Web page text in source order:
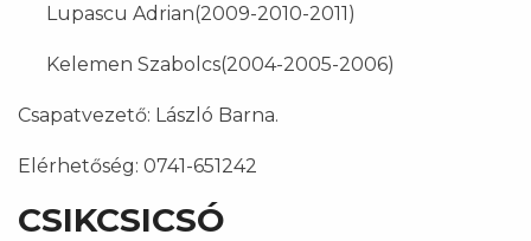
Lupascu Adrian(2009-2010-2011)
Kelemen Szabolcs(2004-2005-2006)
Csapatvezető: László Barna.
Elérhetőség: 0741-651242
CSIKCSICSÓ